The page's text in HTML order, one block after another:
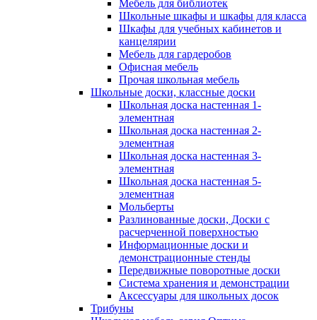
Мебель для библиотек
Школьные шкафы и шкафы для класса
Шкафы для учебных кабинетов и
канцелярии
Мебель для гардеробов
Офисная мебель
Прочая школьная мебель
Школьные доски, классные доски
Школьная доска настенная 1-
элементная
Школьная доска настенная 2-
элементная
Школьная доска настенная 3-
элементная
Школьная доска настенная 5-
элементная
Мольберты
Разлинованные доски, Доски с
расчерченной поверхностью
Информационные доски и
демонстрационные стенды
Передвижные поворотные доски
Система хранения и демонстрации
Аксессуары для школьных досок
Трибуны